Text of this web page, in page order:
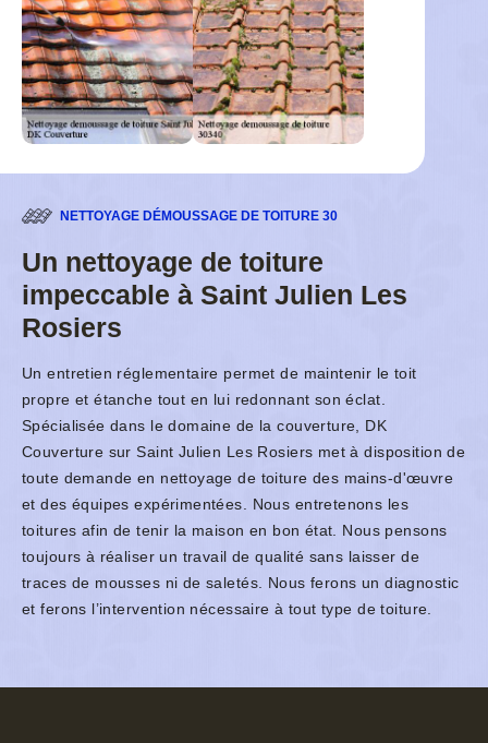
NETTOYAGE DÉMOUSSAGE DE TOITURE 30
Un nettoyage de toiture
impeccable à Saint Julien Les
Rosiers
Un entretien réglementaire permet de maintenir le toit
propre et étanche tout en lui redonnant son éclat.
Spécialisée dans le domaine de la couverture, DK
Couverture sur Saint Julien Les Rosiers met à disposition de
toute demande en nettoyage de toiture des mains-d'œuvre
et des équipes expérimentées. Nous entretenons les
toitures afin de tenir la maison en bon état. Nous pensons
toujours à réaliser un travail de qualité sans laisser de
traces de mousses ni de saletés. Nous ferons un diagnostic
et ferons l’intervention nécessaire à tout type de toiture.